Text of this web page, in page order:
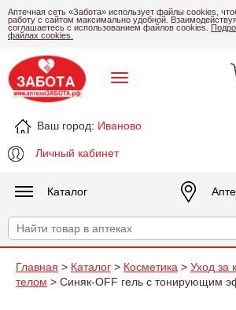
Аптечная сеть «Забота» использует файлы cookies,
работу с сайтом максимально удобной.
соглашаетесь с использованием файлов cookies.
файлах cookies.
Ваш город: Иваново
Личный кабинет
Каталог
Главная > Каталог > Косметика > Уход за
телом > Синяк-OFF гель с тонирующим